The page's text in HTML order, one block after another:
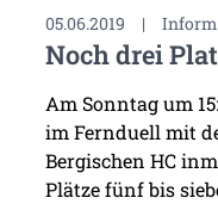
05.06.2019 |
Noch drei
Am Sonntag um
im Fernduell mit
Bergischen HC
Plätze fünf bis